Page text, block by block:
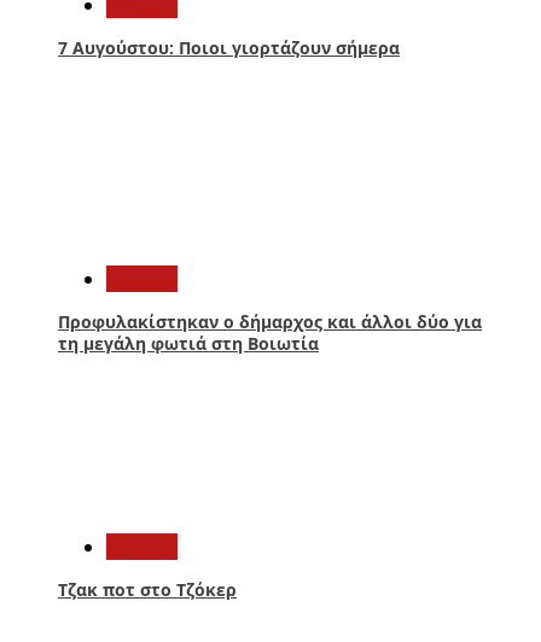
7 Αυγούστου: Ποιοι γιορτάζουν σήμερα
Προφυλακίστηκαν ο δήμαρχος και άλλοι δύο για
τη μεγάλη φωτιά στη Βοιωτία
Τζακ ποτ στο Τζόκερ